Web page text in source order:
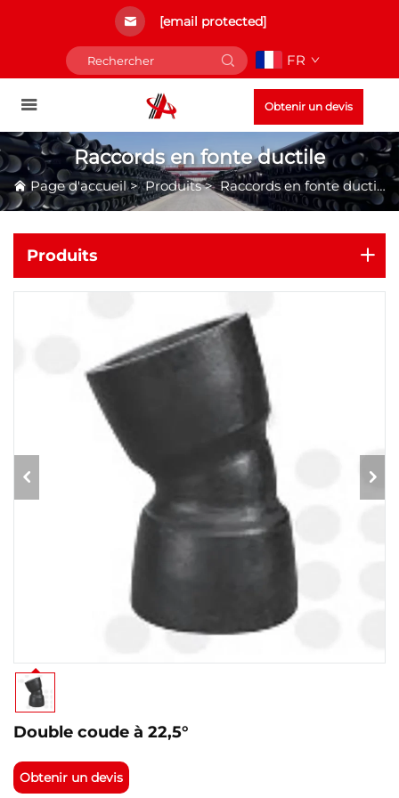
[email protected]
FR
Obtenir un devis
Raccords en fonte ductile
Page d'accueil>Produits>Raccords en fonte ductile
Produits
Double coude à 22,5°
Obtenir un devis